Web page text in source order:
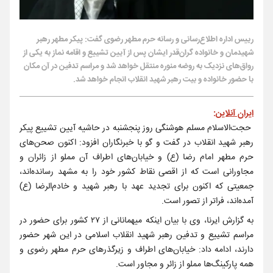
رییس اداره اطلاع‌رسانی و رسانه حرم مطهر رضوی گفت: پیکر مطهر رهبر
شهیدمان و خانواده گران‌قدر ایشان پس از آیین تشییع و اقامه نماز به یکی از
رواق‌های نزدیک به روضه منوره منتقل خواهد شد و مراسم تدفین در آن مکان
با حضور خانواده و بیت رهبر شهید انقلاب انجام خواهد شد.
ایران آنلاین:
حجت‌الاسلام مسلم هوشنگی روز پنجشنبه در حاشیه آیین تشییع پیکر
رهبر شهید انقلاب در گفت و گو با خبرنگاران افزود: اکنون صحن‌های
حرم مطهر امام رضا (ع) و خیابان‌های اطراف آن مملو از زائران و
مجاورانی است که از اقصی نقاط کشور خود را به مشهد رسانده‌اند،
جمعیتی که اکنون برای تجدید عهد با رهبر شهید و خادم‌الرضا (ع)
آمده‌اند، فراتر از تصور است.
به گزارش ایرنا، وی با بیان اینکه میهمانانی از ۲۷ کشور برای حضور در
مراسم تشییع و تدفین رهبر شهید انقلاب اسلامی در این شهر حضور
دارند، ادامه داد: خیابان‌های اطراف و زیرگذرهای حرم مطهر رضوی و
همه پارکینگ‌ها مملو از زائر و مجاور است.